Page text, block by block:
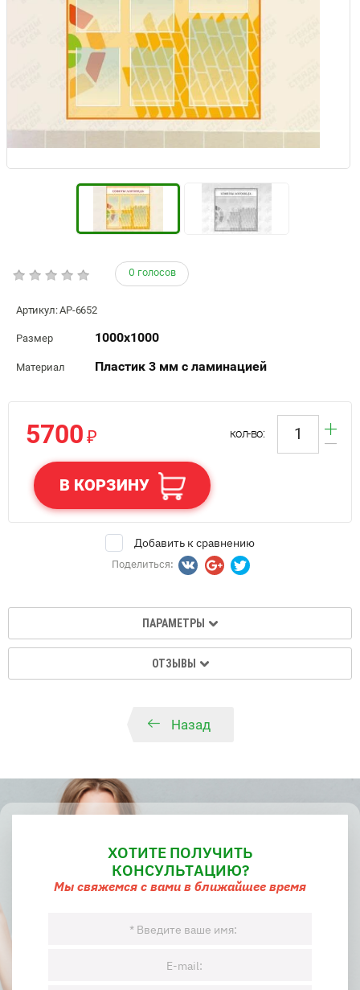
0 голосов
Артикул:АР-6652
Размер 1000х1000
Материал Пластик 3 мм с ламинацией
5700₽ кол-во:
В КОРЗИНУ
Добавить к сравнению
Поделиться:
ПАРАМЕТРЫ
ОТЗЫВЫ
Назад
ХОТИТЕ ПОЛУЧИТЬ
КОНСУЛЬТАЦИЮ?
Мы свяжемся с вами в ближайшее время